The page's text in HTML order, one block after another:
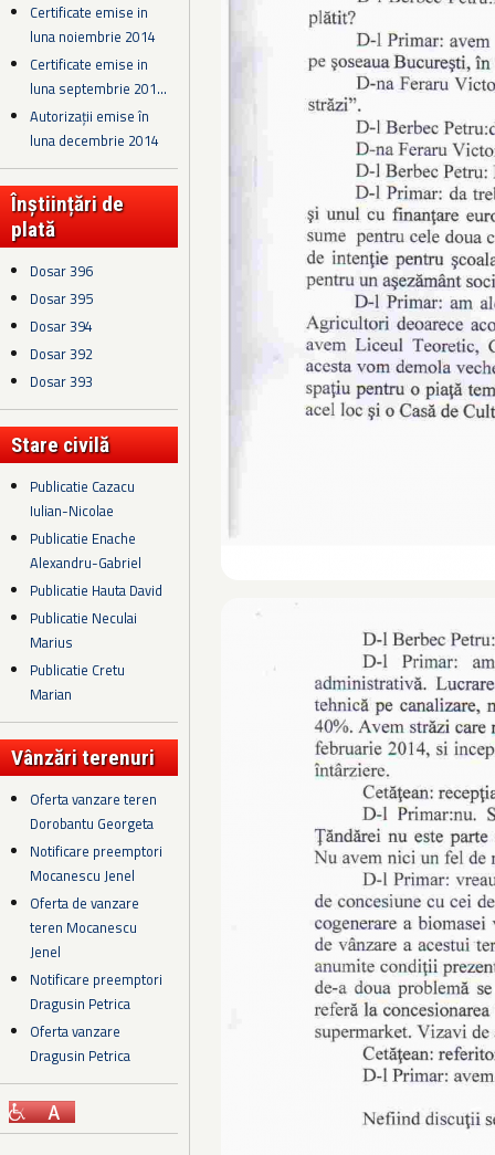
Certificate emise in
luna noiembrie 2014
Certificate emise in
luna septembrie 201...
Autorizații emise în
luna decembrie 2014
Înștiințări de
plată
Dosar 396
Dosar 395
Dosar 394
Dosar 392
Dosar 393
Stare civilă
Publicatie Cazacu
Iulian-Nicolae
Publicatie Enache
Alexandru-Gabriel
Publicatie Hauta David
Publicatie Neculai
Marius
Publicatie Cretu
Marian
Vânzări terenuri
Oferta vanzare teren
Dorobantu Georgeta
Notificare preemptori
Mocanescu Jenel
Oferta de vanzare
teren Mocanescu
Jenel
Notificare preemptori
Dragusin Petrica
Oferta vanzare
Dragusin Petrica